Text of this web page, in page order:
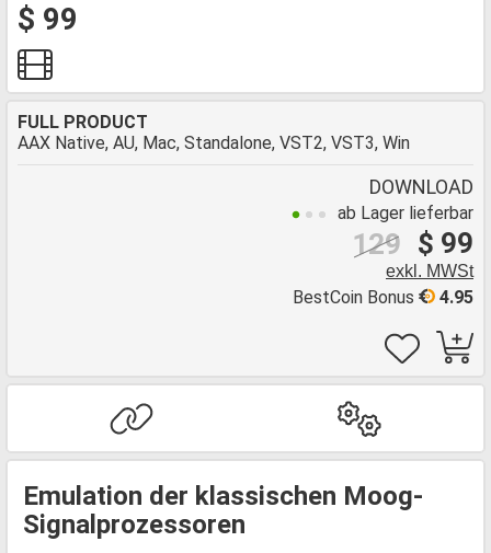
$ 99
FULL PRODUCT
AAX Native, AU, Mac, Standalone, VST2, VST3, Win
DOWNLOAD
ab Lager lieferbar
$ 99
129
exkl. MWSt
4.95
BestCoin Bonus
Emulation der klassischen Moog-
Signalprozessoren